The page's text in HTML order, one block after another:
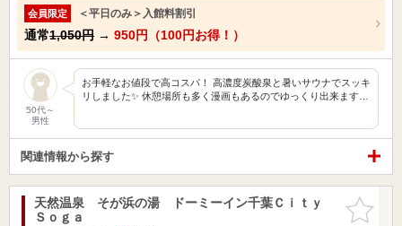
会員限定 ＜平日のみ＞入館料割引
通常1,050円 → 950円（100円お得！）
50代～
男性
お手軽なお値段で高コスパ！ 高濃度炭酸泉と暑いサウナでスッキ
リしました✨ 休憩場所も多く漫画もあるのでゆっくり出来ます…
関連情報から探す
お気に入
りに追加
天然温泉 そが浜の湯 ドーミーイン千葉Ｃｉｔｙ
Ｓｏｇａ